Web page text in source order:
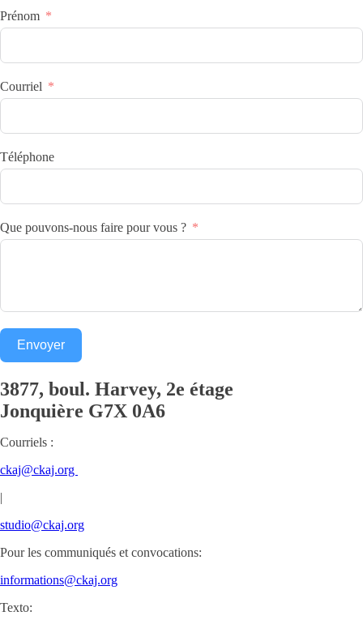
Prénom
Courriel
Téléphone
Que pouvons-nous faire pour vous ?
Envoyer
3877, boul. Harvey, 2e étage
Jonquière G7X 0A6
Courriels :
ckaj@ckaj.org
|
studio@ckaj.org
Pour les communiqués et convocations:
informations@ckaj.org
Texto: